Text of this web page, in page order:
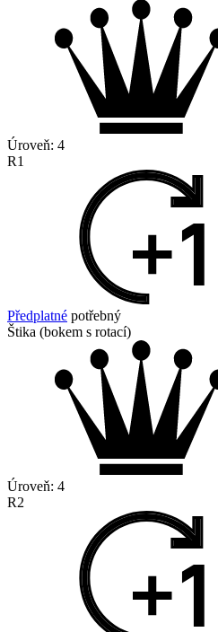
Úroveň: 4
R1
Předplatné potřebný
Štika (bokem s rotací)
Úroveň: 4
R2